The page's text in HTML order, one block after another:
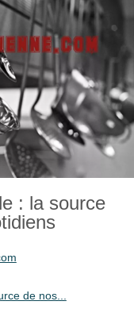
: la source
de nos...